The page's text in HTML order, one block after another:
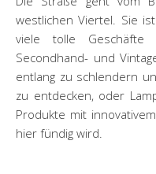
westlichen Viertel. Sie
viele tolle
Secondhand- und
entlang zu schlendern
zu entdecken, oder
Produkte mit
hier fündig wird.